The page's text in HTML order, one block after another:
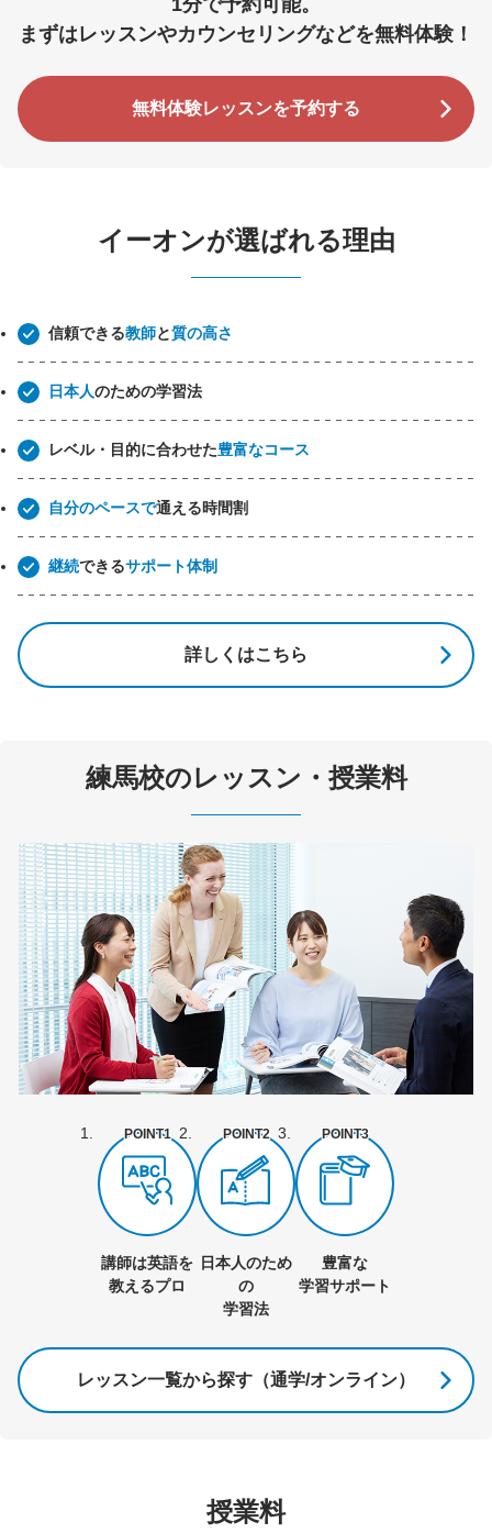
1分で予約可能。
まずはレッスンやカウンセリングなどを無料体験！
無料体験レッスンを予約する
イーオンが選ばれる理由
信頼できる教師と質の高さ
日本人のための学習法
レベル・目的に合わせた豊富なコース
自分のペースで通える時間割
継続できるサポート体制
詳しくはこちら
練馬校のレッスン・授業料
POINT1
講師は英語を
教えるプロ
POINT2
日本人のため
の
学習法
POINT3
豊富な
学習サポート
レッスン一覧から探す（通学/オンライン）
授業料